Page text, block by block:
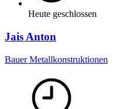
Heute geschlossen
Jais Anton
Bauer Metallkonstruktionen